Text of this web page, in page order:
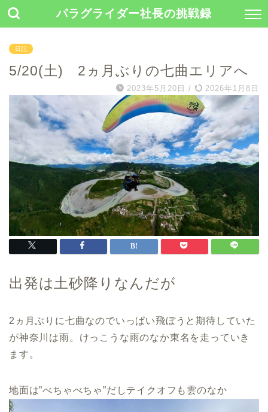
パラグライダー社長の挑戦録
日記
5/20(土) 2ヵ月ぶりの七曲エリアへ
2023年5月20日 / 2026年1月8日
出発は土砂降りなんだが
2ヵ月ぶりに七曲なのでいっぱい飛ぼうと期待していた
が神奈川は雨。けっこうな雨のなか東名を走っていき
ます。
地面は”べちゃべちゃ”だしテイクオフも雲のなか